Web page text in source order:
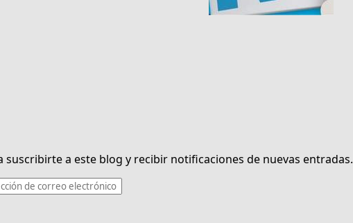
a este blog y recibir notificaciones de nuevas entradas.